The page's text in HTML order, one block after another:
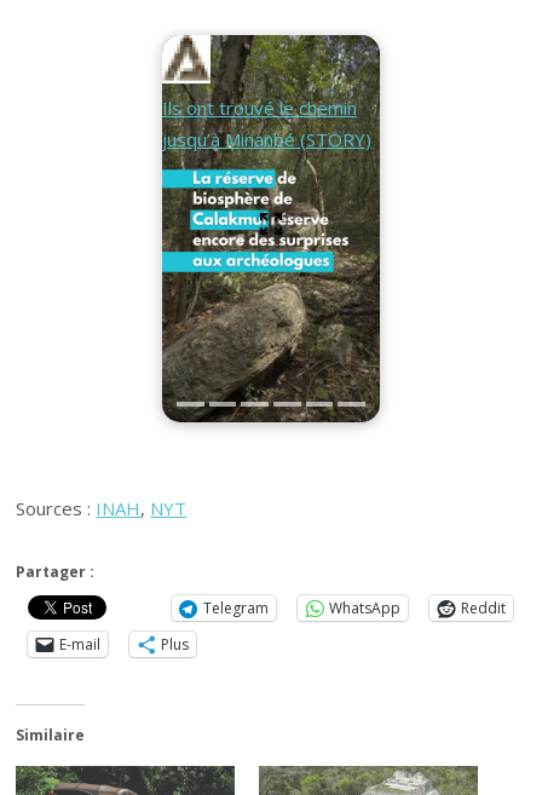
Ils ont trouvé le chemin
jusqu’à Minanbé (STORY)
Sources : INAH, NYT
Partager :
Telegram
WhatsApp
Reddit
E-mail
Plus
Similaire